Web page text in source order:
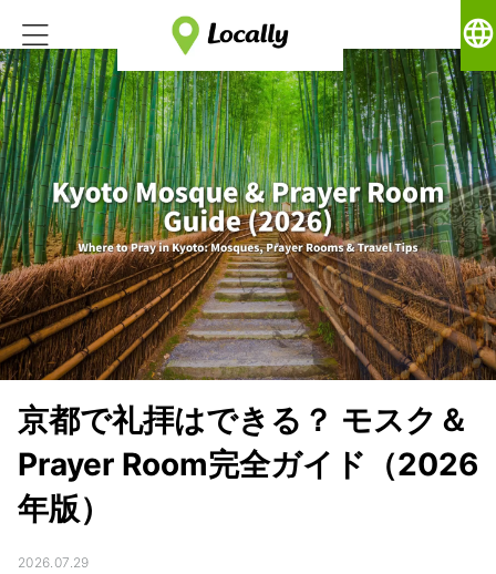
language
京都で礼拝はできる？ モスク＆
Prayer Room完全ガイド（2026
年版）
2026.07.29